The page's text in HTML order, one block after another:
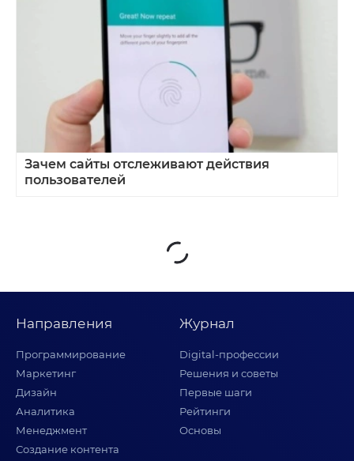
Зачем сайты отслеживают действия
пользователей
Направления
Программирование
Маркетинг
Дизайн
Аналитика
Менеджмент
Создание контента
Журнал
Digital-профессии
Решения и советы
Первые шаги
Рейтинги
Основы